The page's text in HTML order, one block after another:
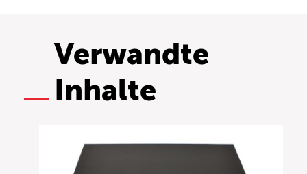
Verwandte
Inhalte